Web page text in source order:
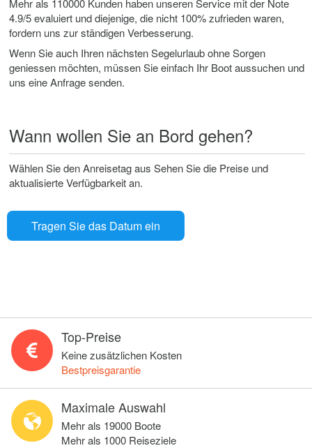
Mehr als 110000 Kunden haben unseren Service mit der Note
4.9/5 evaluiert und diejenige, die nicht 100% zufrieden waren,
fordern uns zur ständigen Verbesserung.
Wenn Sie auch Ihren nächsten Segelurlaub ohne Sorgen
geniessen möchten, müssen Sie einfach Ihr Boot aussuchen und
uns eine Anfrage senden.
Wann wollen Sie an Bord gehen?
Wählen Sie den Anreisetag aus Sehen Sie die Preise und
aktualisierte Verfügbarkeit an.
Tragen Sie das Datum ein
Top-Preise
Keine zusätzlichen Kosten
Bestpreisgarantie
Maximale Auswahl
Mehr als 19000 Boote
Mehr als 1000 Reiseziele